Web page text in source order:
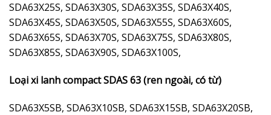
SDA63X25S, SDA63X30S, SDA63X35S, SDA63X40S,
SDA63X45S, SDA63X50S, SDA63X55S, SDA63X60S,
SDA63X65S, SDA63X70S, SDA63X75S, SDA63X80S,
SDA63X85S, SDA63X90S, SDA63X100S,
Loại xi lanh compact SDAS 63 (ren ngoài, có từ)
SDA63X5SB, SDA63X10SB, SDA63X15SB, SDA63X20SB,